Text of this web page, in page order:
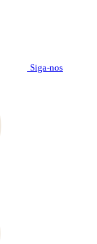
Siga-nos